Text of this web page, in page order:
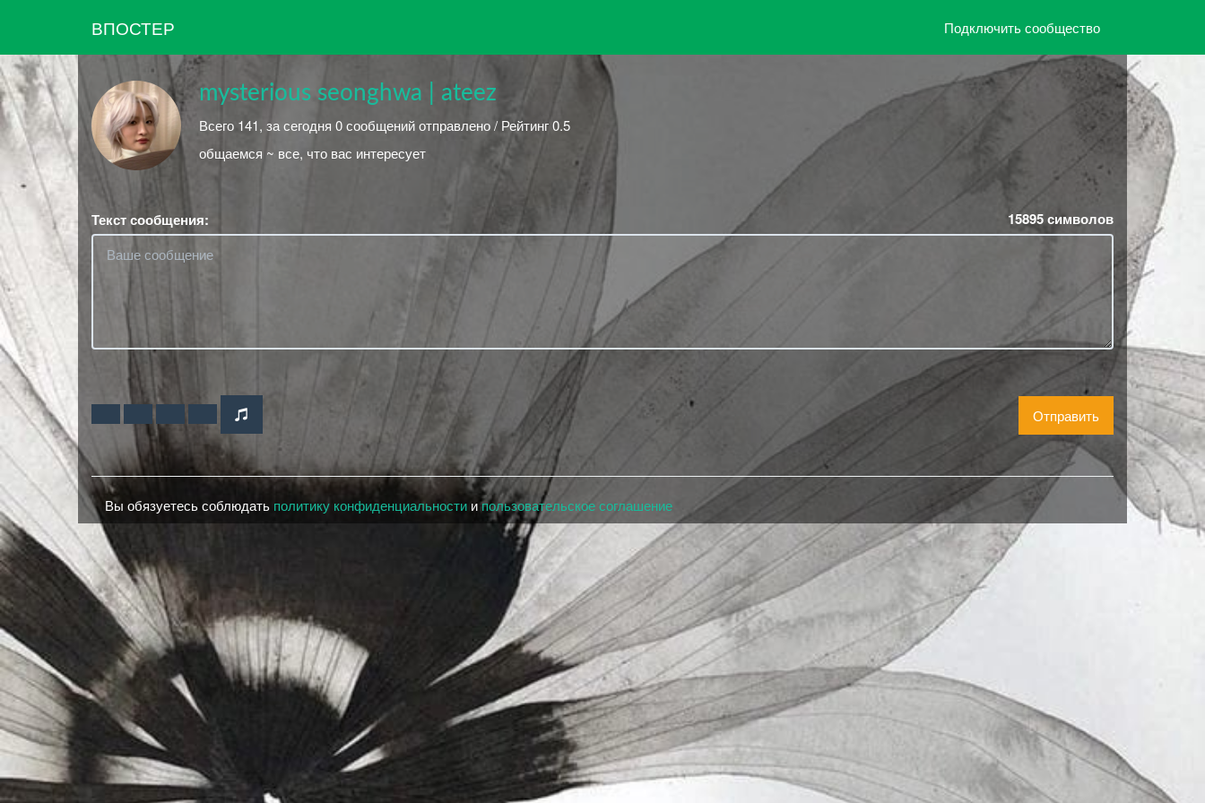
ВПОСТЕР Подключить сообщество
mysterious seonghwa | ateez
Всего 141, за сегодня 0 сообщений отправлено / Рейтинг 0.5
общаемся ~ все, что вас интересует
Текст сообщения: 15895символов
Отправить
Вы обязуетесь соблюдать политику конфиденциальности ипользовательское соглашение